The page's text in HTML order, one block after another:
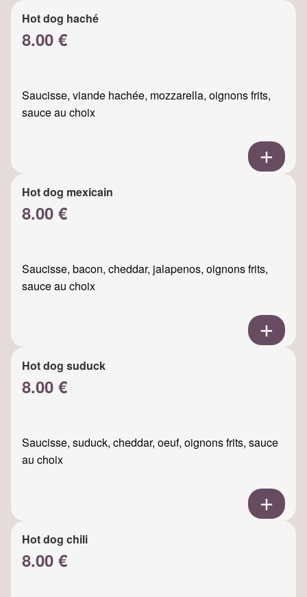
Hot dog haché
8.00 €
Saucisse, viande hachée, mozzarella, oignons frits,
sauce au choix
Hot dog mexicain
8.00 €
Saucisse, bacon, cheddar, jalapenos, oignons frits,
sauce au choix
Hot dog suduck
8.00 €
Saucisse, suduck, cheddar, oeuf, oignons frits, sauce
au choix
Hot dog chili
8.00 €